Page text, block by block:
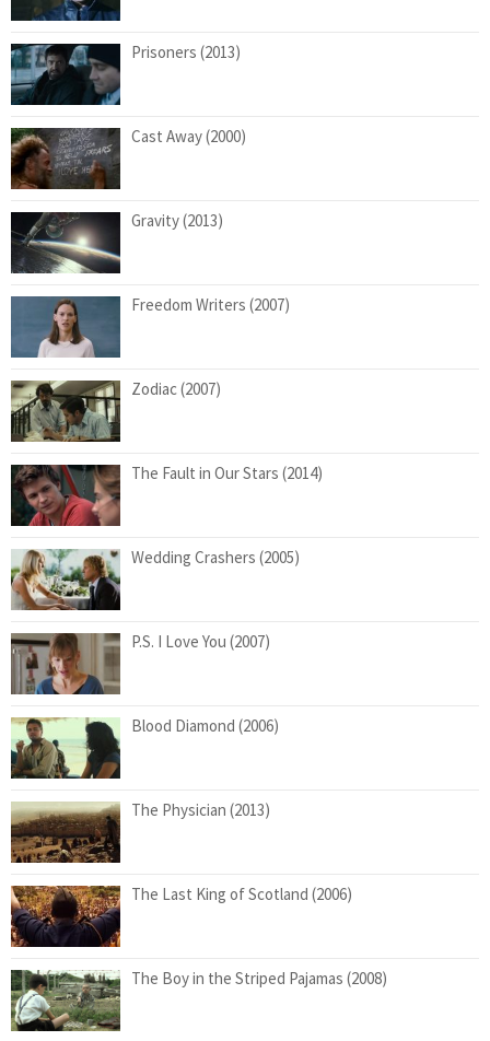
Prisoners (2013)
Cast Away (2000)
Gravity (2013)
Freedom Writers (2007)
Zodiac (2007)
The Fault in Our Stars (2014)
Wedding Crashers (2005)
P.S. I Love You (2007)
Blood Diamond (2006)
The Physician (2013)
The Last King of Scotland (2006)
The Boy in the Striped Pajamas (2008)